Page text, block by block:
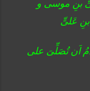
بنِ موسی و
عَلیٍّ
اَن تُصَلِّیَ علی